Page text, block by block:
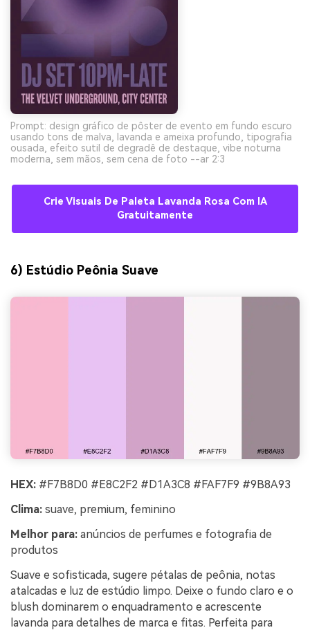
Prompt: design gráfico de pôster de evento em fundo escuro
usando tons de malva, lavanda e ameixa profundo, tipografia
ousada, efeito sutil de degradê de destaque, vibe noturna
moderna, sem mãos, sem cena de foto --ar 2:3
Crie Visuais De Paleta Lavanda Rosa Com IA
Gratuitamente
6) Estúdio Peônia Suave
HEX: #F7B8D0 #E8C2F2 #D1A3C8 #FAF7F9 #9B8A93
Clima: suave, premium, feminino
Melhor para: anúncios de perfumes e fotografia de
produtos
Suave e sofisticada, sugere pétalas de peônia, notas
atalcadas e luz de estúdio limpo. Deixe o fundo claro e o
blush dominarem o enquadramento e acrescente
lavanda para detalhes de marca e fitas. Perfeita para